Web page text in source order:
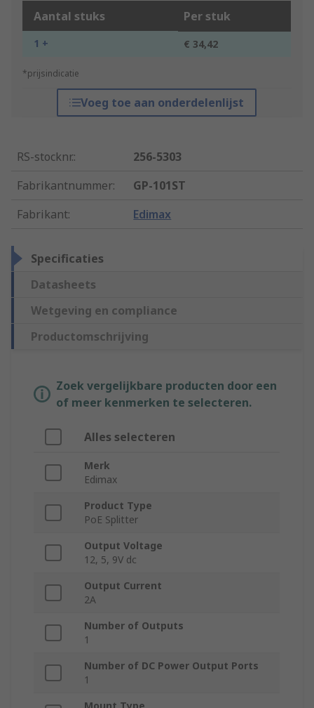
Aantal stuks Per stuk
1 + € 34,42
*prijsindicatie
Voeg toe aan onderdelenlijst
RS-stocknr.:
256-5303
Fabrikantnummer:
GP-101ST
Fabrikant: Edimax
Specificaties
Datasheets
Wetgeving en compliance
Productomschrijving
Zoek vergelijkbare producten door een
of meer kenmerken te selecteren.
Alles selecteren
Merk
Edimax
Product Type
PoE Splitter
Output Voltage
12, 5, 9V dc
Output Current
2A
Number of Outputs
1
Number of DC Power Output Ports
1